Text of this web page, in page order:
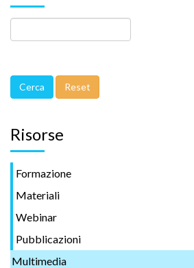
Risorse
Formazione
Materiali
Webinar
Pubblicazioni
Multimedia